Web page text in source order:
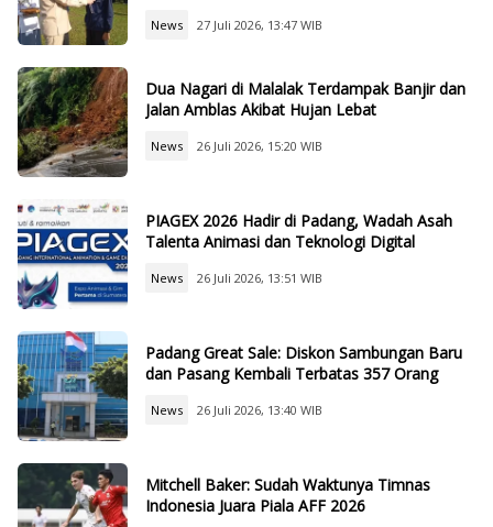
News 27 Juli 2026, 13:47 WIB
Dua Nagari di Malalak Terdampak Banjir dan
Jalan Amblas Akibat Hujan Lebat
News 26 Juli 2026, 15:20 WIB
PIAGEX 2026 Hadir di Padang, Wadah Asah
Talenta Animasi dan Teknologi Digital
News 26 Juli 2026, 13:51 WIB
Padang Great Sale: Diskon Sambungan Baru
dan Pasang Kembali Terbatas 357 Orang
News 26 Juli 2026, 13:40 WIB
Mitchell Baker: Sudah Waktunya Timnas
Indonesia Juara Piala AFF 2026